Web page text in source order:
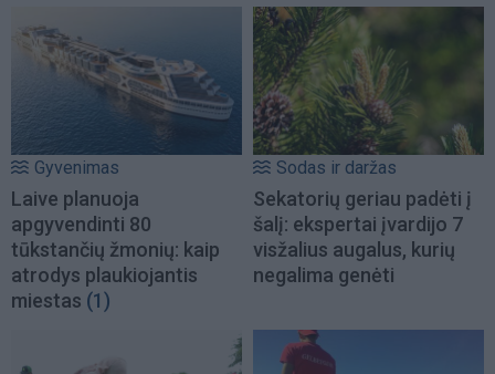
Gyvenimas
Laive planuoja
apgyvendinti 80
tūkstančių žmonių: kaip
atrodys plaukiojantis
miestas (1)
Sodas ir daržas
Sekatorių geriau padėti į
šalį: ekspertai įvardijo 7
visžalius augalus, kurių
negalima genėti